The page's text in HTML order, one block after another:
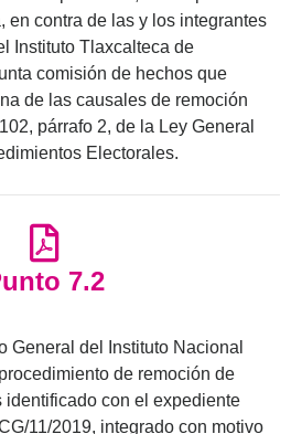
en contra de las y los integrantes
Instituto Tlaxcalteca de
comisión de hechos que
de las causales de remoción
párrafo 2, de la Ley General
Electorales.
7.2
General del Instituto Nacional
de remoción de
con el expediente
11/2019, integrado con motivo